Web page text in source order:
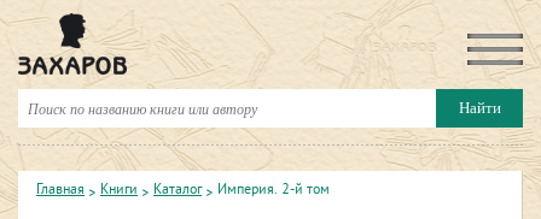
Главная Книги Каталог Империя. 2-й том